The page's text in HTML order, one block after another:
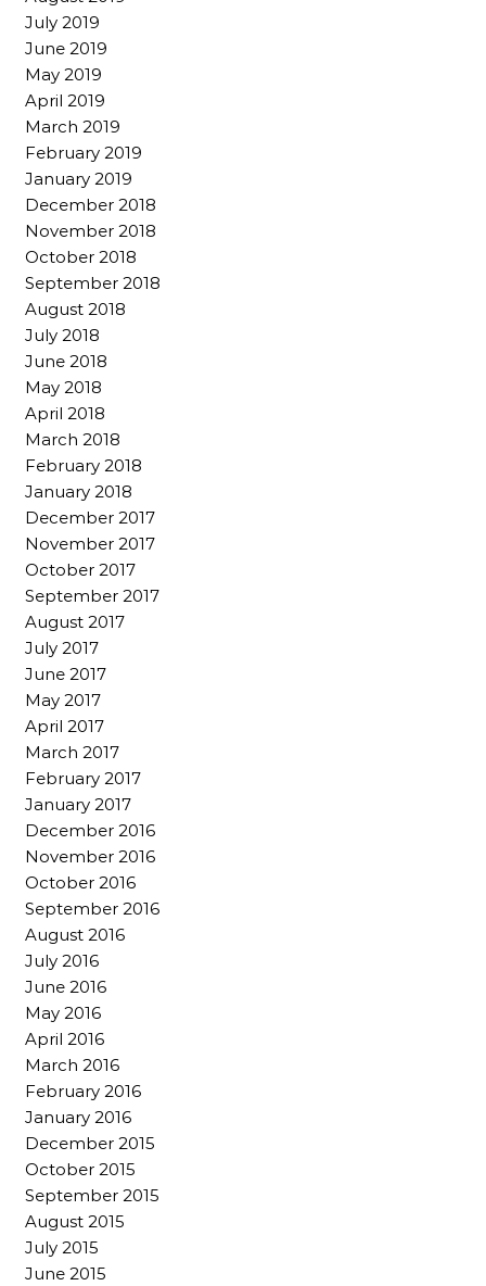
July 2019
June 2019
May 2019
April 2019
March 2019
February 2019
January 2019
December 2018
November 2018
October 2018
September 2018
August 2018
July 2018
June 2018
May 2018
April 2018
March 2018
February 2018
January 2018
December 2017
November 2017
October 2017
September 2017
August 2017
July 2017
June 2017
May 2017
April 2017
March 2017
February 2017
January 2017
December 2016
November 2016
October 2016
September 2016
August 2016
July 2016
June 2016
May 2016
April 2016
March 2016
February 2016
January 2016
December 2015
October 2015
September 2015
August 2015
July 2015
June 2015